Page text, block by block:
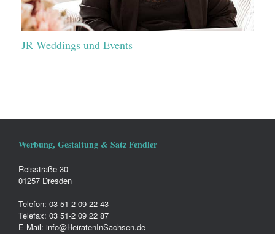
JR Weddings und Events
Werbung, Gestaltung & Satz Fendler
Reisstraße 30
01257 Dresden
Telefon: 03 51-2 09 22 43
Telefax: 03 51-2 09 22 87
E-Mail: info@HeiratenInSachsen.de